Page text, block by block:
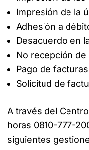
Impresión de la
Adhesión a
Desacuerdo en
No recepción de
Pago de
Solicitud de
A través del
horas 0810-777-
siguientes